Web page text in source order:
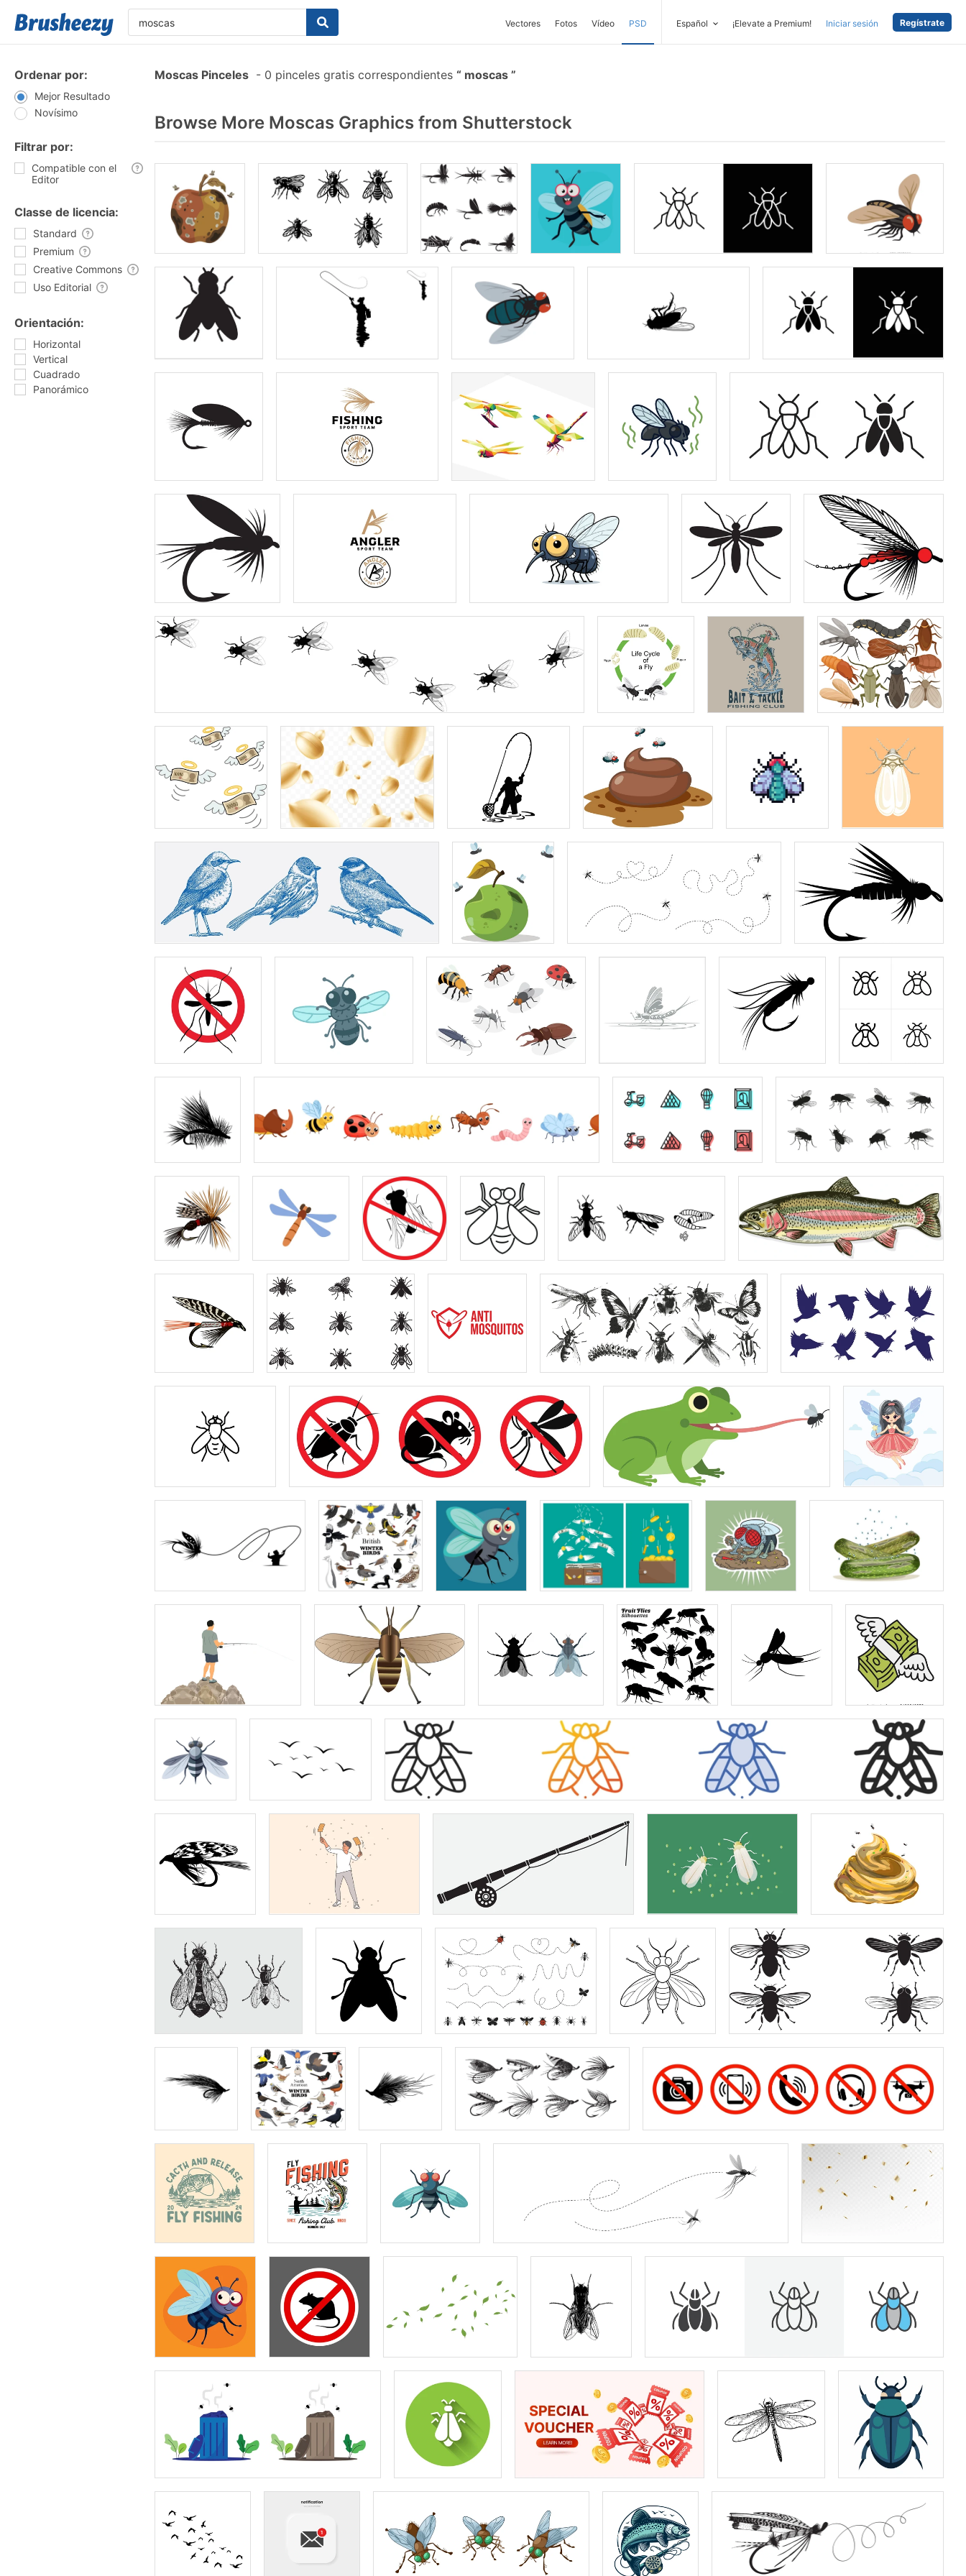
Vectores Fotos Vídeo PSD Español ¡Elevate a Premium! Iniciar sesión Regístrate
Ordenar por:
Mejor Resultado
Novísimo
Filtrar por:
Compatible con el
Editor
Classe de licencia:
Standard
Premium
Creative Commons
Uso Editorial
Orientación:
Horizontal
Vertical
Cuadrado
Panorámico
Moscas Pinceles - 0 pinceles gratis correspondientes moscas
Browse More Moscas Graphics from Shutterstock